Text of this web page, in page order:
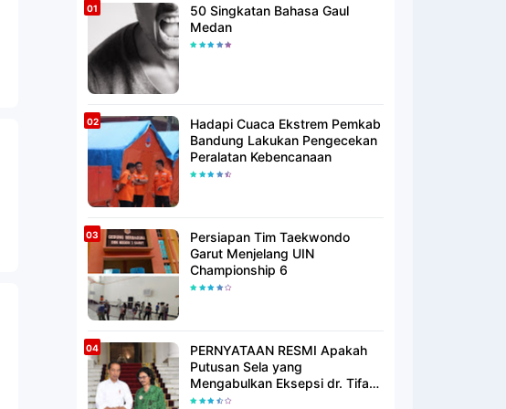
50 Singkatan Bahasa Gaul
Medan
Hadapi Cuaca Ekstrem Pemkab
Bandung Lakukan Pengecekan
Peralatan Kebencanaan
Persiapan Tim Taekwondo
Garut Menjelang UIN
Championship 6
PERNYATAAN RESMI Apakah
Putusan Sela yang
Mengabulkan Eksepsi dr. Tifa
Membuktikan atau Semakin